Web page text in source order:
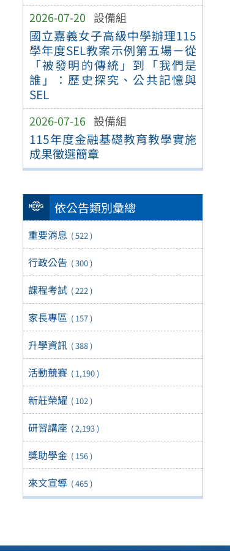
2026-07-20 設備組
國立嘉義女子高級中學辦理115
學年度SEL教案示例第五場－從
「被發明的傳統」到「我們是
誰」：歷史探究、公共記憶與
SEL
2026-07-16 設備組
115年度金融基礎教育教學實施
成果徵選簡章
依公告類別彙總
重要消息 ( 522 )
行政公告 ( 300 )
課程考試 ( 222 )
家長專區 ( 157 )
升學資訊 ( 388 )
活動競賽 ( 1,190 )
新莊榮耀 ( 102 )
研習講座 ( 2,193 )
獎助學金 ( 156 )
來文宣導 ( 465 )